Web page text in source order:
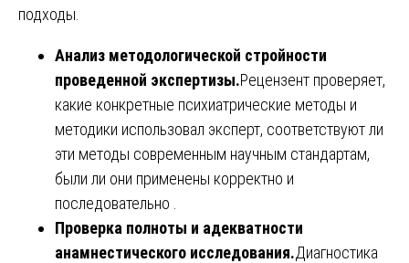
подходы.
Анализ методологической стройности
проведенной экспертизы.Рецензент проверяет,
какие конкретные психиатрические методы и
методики использовал эксперт, соответствуют ли
эти методы современным научным стандартам,
были ли они применены корректно и
последовательно .
Проверка полноты и адекватности
анамнестического исследования.Диагностика